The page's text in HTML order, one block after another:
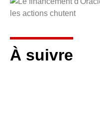
À suivre